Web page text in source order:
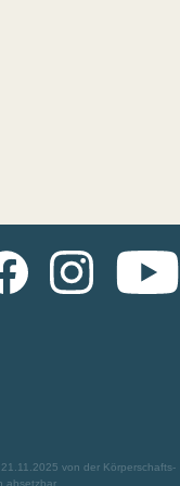
InstagramYouTube
von der Körperschafts-
absetzbar.